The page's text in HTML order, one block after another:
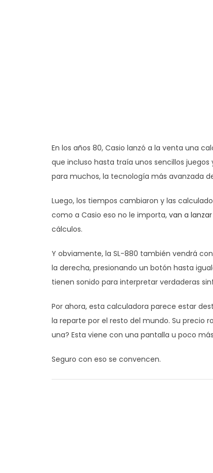
En los años 80, Casio lanzó a la venta una
que incluso hasta traía unos sencillos
para muchos, la tecnología más avanzada
Luego, los tiempos cambiaron y las
como a Casio eso no le importa, van a
cálculos.
Y obviamente, la SL-880 también vendrá
la derecha, presionando un botón hasta
tienen sonido para interpretar verdaderas
Por ahora, esta calculadora parece estar
la reparte por el resto del mundo. Su precio
una? Esta viene con una pantalla u poco
Seguro con eso se convencen.